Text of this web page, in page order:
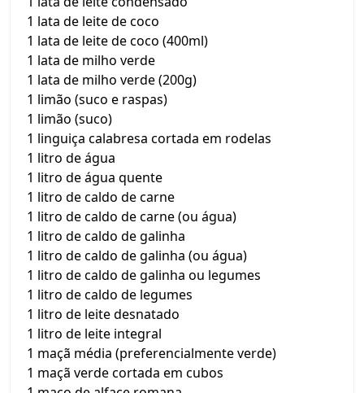
1 lata de leite de coco
1 lata de leite de coco (400ml)
1 lata de milho verde
1 lata de milho verde (200g)
1 limão (suco e raspas)
1 limão (suco)
1 linguiça calabresa cortada em rodelas
1 litro de água
1 litro de água quente
1 litro de caldo de carne
1 litro de caldo de carne (ou água)
1 litro de caldo de galinha
1 litro de caldo de galinha (ou água)
1 litro de caldo de galinha ou legumes
1 litro de caldo de legumes
1 litro de leite desnatado
1 litro de leite integral
1 maçã média (preferencialmente verde)
1 maçã verde cortada em cubos